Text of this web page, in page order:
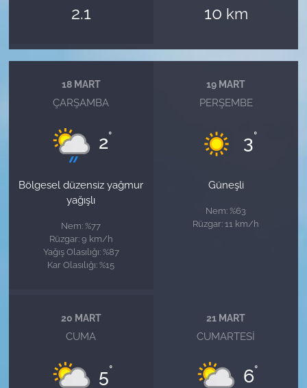
2.1 10 km
18 MART
ÇARŞAMBA
2°
Bölgesel düzensiz yağmur
yağışlı
Nem: %77
Rüzgar: 9 km/h
Yağış Olasılığı: %87
Kar Olasılığı: %15
19 MART
PERŞEMBE
3°
Güneşli
Nem: %63
Rüzgar: 11 km/h
20 MART
CUMA
5°
21 MART
CUMARTESI
6°